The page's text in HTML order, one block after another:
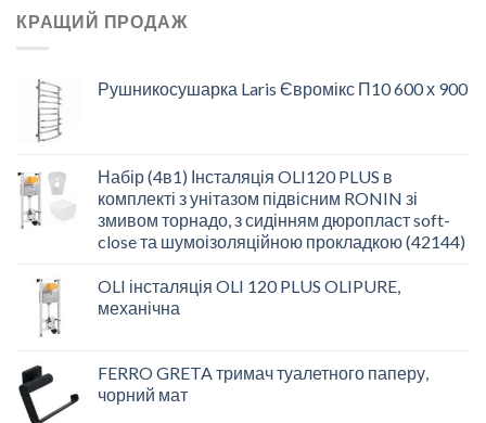
КРАЩИЙ ПРОДАЖ
Рушникосушарка Laris Євромікс П10 600 х 900
Набір (4в1) Інсталяція OLI120 PLUS в
комплекті з унітазом підвісним RONIN зі
змивом торнадо, з сидінням дюропласт soft-
close та шумоізоляційною прокладкою (42144)
OLI інсталяція OLI 120 PLUS OLIPURE,
механічна
FERRO GRETA тримач туалетного паперу,
чорний мат